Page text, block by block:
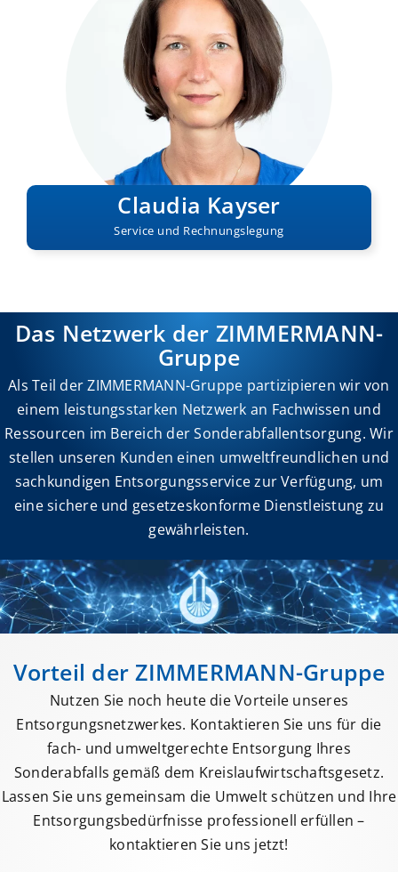
Claudia Kayser
Service und Rechnungslegung
Das Netzwerk der ZIMMERMANN-
Gruppe
Als Teil der ZIMMERMANN-Gruppe partizipieren wir von
einem leistungsstarken Netzwerk an Fachwissen und
Ressourcen im Bereich der Sonderabfallentsorgung. Wir
stellen unseren Kunden einen umweltfreundlichen und
sachkundigen Entsorgungsservice zur Verfügung, um
eine sichere und gesetzeskonforme Dienstleistung zu
gewährleisten.
Vorteil der ZIMMERMANN-Gruppe
Nutzen Sie noch heute die Vorteile unseres
Entsorgungsnetzwerkes. Kontaktieren Sie uns für die
fach- und umweltgerechte Entsorgung Ihres
Sonderabfalls gemäß dem Kreislaufwirtschaftsgesetz.
Lassen Sie uns gemeinsam die Umwelt schützen und Ihre
Entsorgungsbedürfnisse professionell erfüllen –
kontaktieren Sie uns jetzt!